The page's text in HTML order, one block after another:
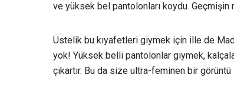
ve yüksek bel pantolonları koydu. Geçmişin
Üstelik bu kıyafetleri giymek için ille de
yok! Yüksek belli pantolonlar giymek,
çıkartır. Bu da size ultra-feminen bir görüntü